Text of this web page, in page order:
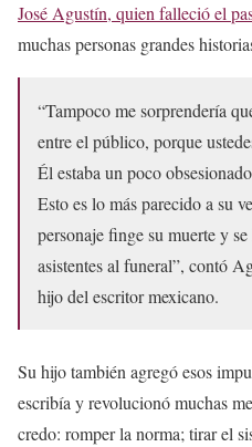
José Agustín, quien falleció el
muchas personas grandes
“Tampoco me sorprendería
entre el público, porque
Él estaba un poco
Esto es lo más parecido a su
personaje finge su muerte y
asistentes al funeral”, contó
hijo del escritor mexicano.
Su hijo también agregó esos
escribía y revolucionó muchas
credo: romper la norma; tirar el